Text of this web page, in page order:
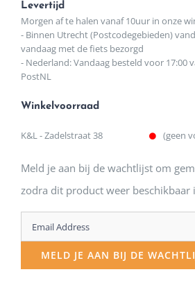
Levertijd
Morgen af te halen vanaf 10uur in onze
- Binnen Utrecht (Postcodegebieden)
vandaag met de fiets bezorgd
- Nederland: Vandaag besteld voor 17:00
PostNL
Winkelvoorraad
K&L - Zadelstraat 38 (geen
Meld je aan bij de wachtlijst om
zodra dit product weer beschikbaar
Enter
your
email
MELD JE AAN BIJ DE